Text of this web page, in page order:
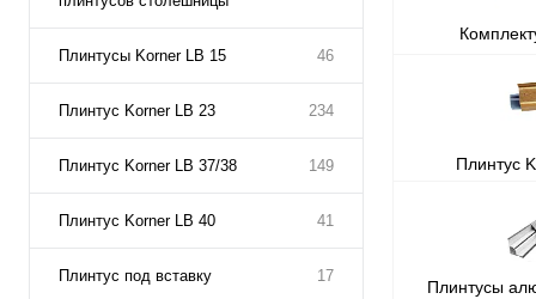
Плинтусы Korner LB 15 46
Плинтус Korner LB 23 234
Плинтус Korner LB 37/38 149
Плинтус Korner LB 40 41
Плинтус под вставку 17
Плинтус
Плинтусы